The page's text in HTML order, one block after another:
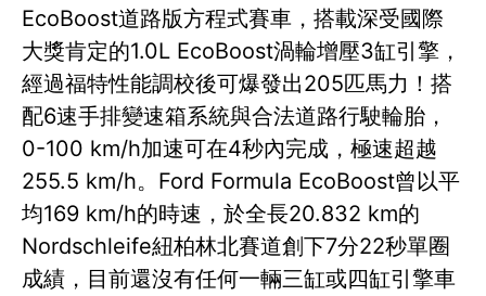
EcoBoost道路版方程式賽車，搭載深受國際
大獎肯定的1.0L EcoBoost渦輪增壓3缸引擎，
經過福特性能調校後可爆發出205匹馬力！搭
配6速手排變速箱系統與合法道路行駛輪胎，
0-100 km/h加速可在4秒內完成，極速超越
255.5 km/h。Ford Formula EcoBoost曾以平
均169 km/h的時速，於全長20.832 km的
Nordschleife紐柏林北賽道創下7分22秒單圈
成績，目前還沒有任何一輛三缸或四缸引擎車